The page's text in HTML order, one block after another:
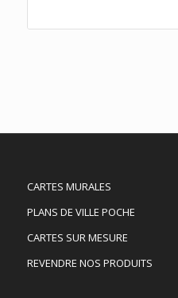
prix :
CARTES MURALES
PLANS DE VILLE POCHE
CARTES SUR MESURE
REVENDRE NOS PRODUITS